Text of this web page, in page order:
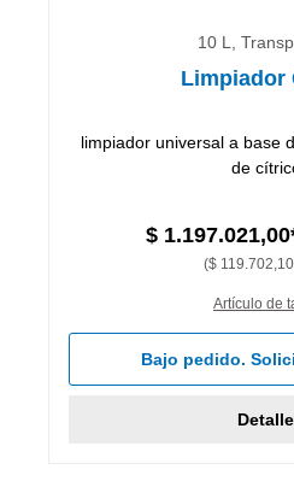
10 L,
Limpiador
limpiador universal a base
de
$
($
Artículo de
Bajo pedido.